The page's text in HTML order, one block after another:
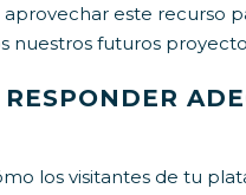
este recurso
nuestros futuros
los visitantes de tu